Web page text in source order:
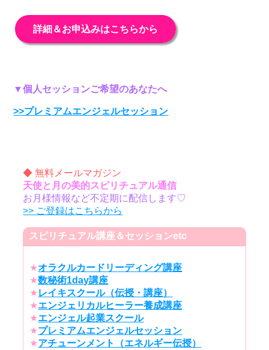
詳細＆お申込みはこちらから
▼個人セッションご希望のあなたへ
>>プレミアムエンジェルセッション
◆ 無料メールマガジン
天使と月の美的スピリチュアル通信
お月様情報など不定期に配信します♡
>> ご登録はこちらから
スピリチュアル講座＆セッションetc
★オラクルカードリーディング講座
★数秘術1day講座
★レイキスクール（伝授・講座）
★エンジェリカルヒーラー養成講座
★エンジェル起業スクール
★プレミアムエンジェルセッション
★アチューンメント（エネルギー伝授）